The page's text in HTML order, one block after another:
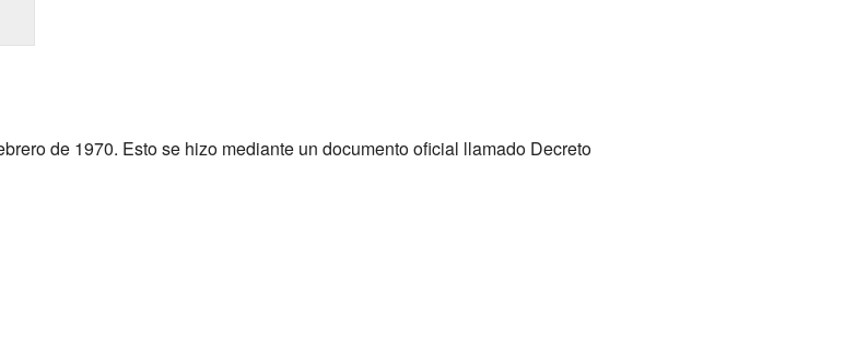
de 1970. Esto se hizo mediante un documento oficial llamado Decreto